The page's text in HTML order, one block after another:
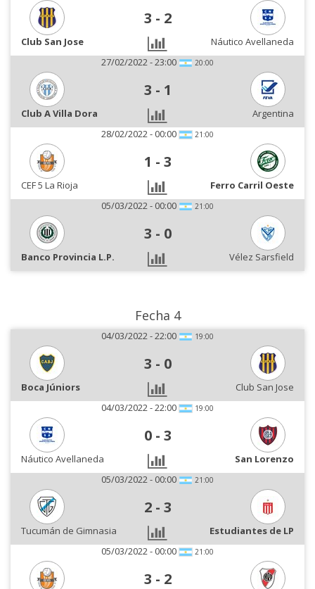
3 - 2
Club San Jose
Náutico Avellaneda
27/02/2022 - 23:00
20:00
3 - 1
Club A Villa Dora
Argentina
28/02/2022 - 00:00
21:00
1 - 3
CEF 5 La Rioja
Ferro Carril Oeste
05/03/2022 - 00:00
21:00
3 - 0
Banco Provincia L.P. Vélez Sarsfield
Fecha 4
04/03/2022 - 22:00 19:00
3 - 0
Boca Júniors
Club San Jose
04/03/2022 - 22:00
19:00
0 - 3
Náutico Avellaneda
San Lorenzo
05/03/2022 - 00:00
21:00
2 - 3
Tucumán de Gimnasia
Estudiantes de LP
05/03/2022 - 00:00
21:00
3 - 2